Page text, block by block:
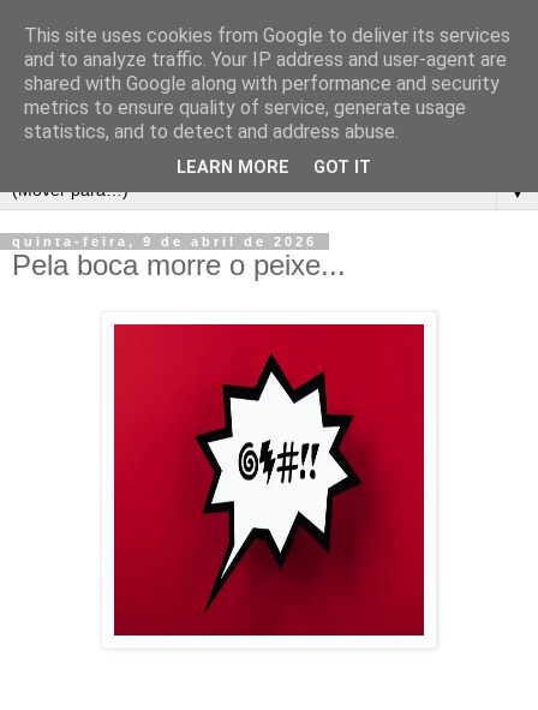
▼
quinta-feira, 9 de abril de 2026
Pela boca morre o peixe...
This site uses cookies from Google to deliver its services
and to analyze traffic. Your IP address and user-agent are
shared with Google along with performance and security
metrics to ensure quality of service, generate usage
statistics, and to detect and address abuse.
LEARN MORE GOT IT